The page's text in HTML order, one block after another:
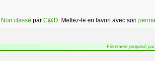
Non classé par C@D . Mettez-le en favori avec son
Fièrement propulsé